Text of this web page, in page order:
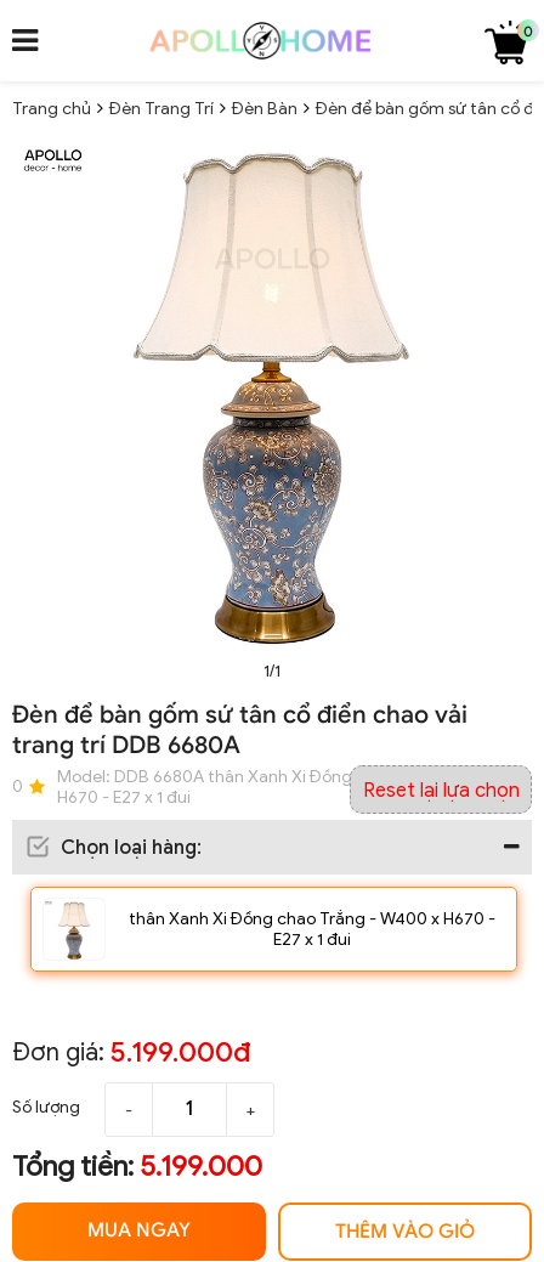
0
Trang chủ Đèn Trang Trí Đèn Bàn Đèn để bàn gốm sứ tân cổ
1/1
Đèn để bàn gốm sứ tân cổ điển chao vải
trang trí DDB 6680A
0 Model: DDB 6680A thân Xanh Xi Đồng chao Trắng - W400 x
H670 - E27 x 1 đui
Chọn loại hàng:
thân Xanh Xi Đồng chao Trắng - W400 x H670 -
E27 x 1 đui
Reset lại lựa chọn
Đơn giá: 5.199.000đ
Số lượng - +
Tổng tiền: 5.199.000
MUA NGAY THÊM VÀO GIỎ